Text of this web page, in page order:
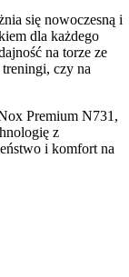
się nowoczesną i
dla każdego
na torze ze
czy na
Premium N731,
z
i komfort na